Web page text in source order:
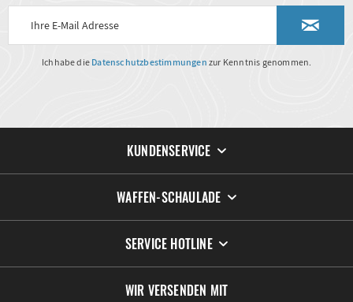
Ich habe die Datenschutzbestimmungen zur Kenntnis genommen.
KUNDENSERVICE
WAFFEN-SCHAULADE
SERVICE HOTLINE
WIR VERSENDEN MIT